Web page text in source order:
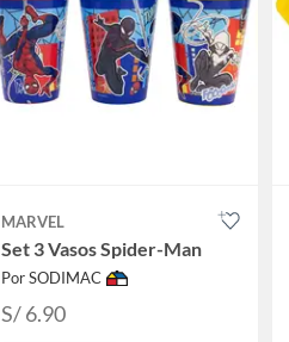
MARVEL
Set 3 Vasos Spider-Man
Por SODIMAC
S/ 6.90